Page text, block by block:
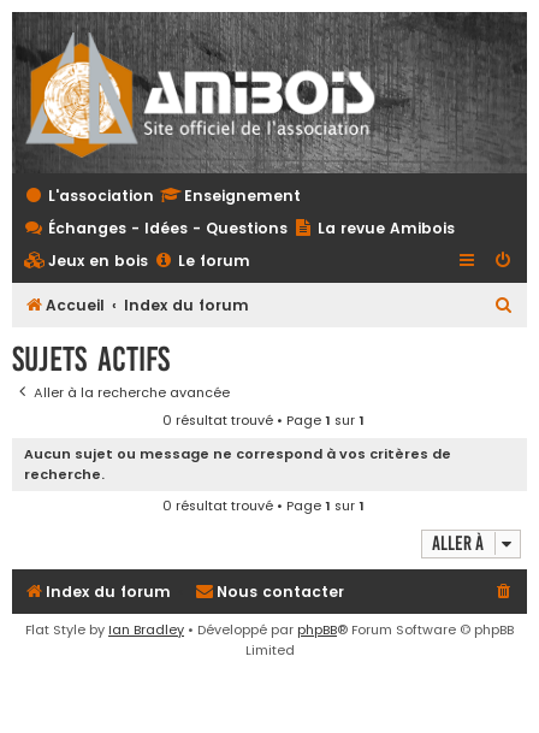
L'association
Enseignement
Échanges - Idées - Questions
La revue Amibois
Jeux en bois
Le forum
Accueil Index du forum
e
Sujets actifs
Aller à la recherche avancée
0 résultat trouvé • Page1 sur1
Aucun sujet ou message ne correspond à vos critères de
recherche.
0 résultat trouvé • Page1 sur1
Aller à
Index du forum Nous contacter
Flat Style by Ian Bradley • Développé par phpBB® Forum Software © phpBB
Limited